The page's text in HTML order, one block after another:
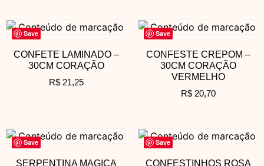
Save
CONFETE LAMINADO –
30CM CORAÇÃO
R$21,25
Save
CONFESTE CREPOM –
30CM CORAÇÃO
VERMELHO
R$20,70
Save
SERPENTINA MAGICA
Save
CONFESTINHOS ROSA